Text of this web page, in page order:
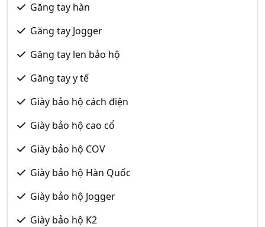
Găng tay hàn
Găng tay Jogger
Găng tay len bảo hộ
Găng tay y tế
Giày bảo hộ cách điện
Giày bảo hộ cao cổ
Giày bảo hộ COV
Giày bảo hộ Hàn Quốc
Giày bảo hộ Jogger
Giày bảo hộ K2